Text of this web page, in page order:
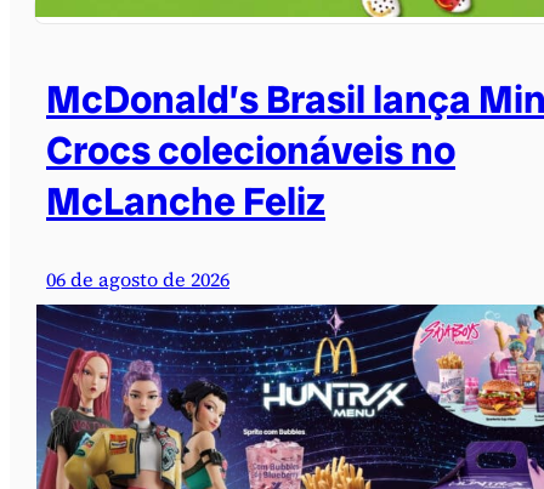
McDonald’s Brasil lança
Crocs colecionáveis no
McLanche Feliz
06 de agosto de 2026